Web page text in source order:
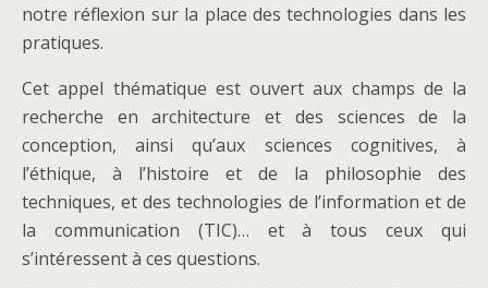
notre réflexion sur la place des technologies dans les
pratiques.
Cet appel thématique est ouvert aux champs de la
recherche en architecture et des sciences de la
conception, ainsi qu’aux sciences cognitives, à
l’éthique, à l’histoire et de la philosophie des
techniques, et des technologies de l’information et de
la communication (TIC)… et à tous ceux qui
s’intéressent à ces questions.